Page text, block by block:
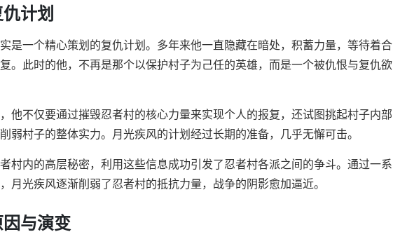
计划
是一个精心策划的复仇计划。多年来他一直隐藏在暗处，积蓄力量，等待着合
。此时的他，不再是那个以保护村子为己任的英雄，而是一个被仇恨与复仇欲
他不仅要通过摧毁忍者村的核心力量来实现个人的报复，还试图挑起村子内部
弱村子的整体实力。月光疾风的计划经过长期的准备，几乎无懈可击。
村内的高层秘密，利用这些信息成功引发了忍者村各派之间的争斗。通过一系
月光疾风逐渐削弱了忍者村的抵抗力量，战争的阴影愈加逼近。
与演变